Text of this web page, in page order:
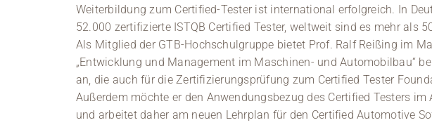
Weiterbildung zum Certified-Tester ist international erfolgreich. In
52.000 zertifizierte ISTQB Certified Tester, weltweit sind es mehr als
Als Mitglied der GTB-Hochschulgruppe bietet Prof. Ralf Reißing im
„Entwicklung und Management im Maschinen- und Automobilbau“
an, die auch für die Zertifizierungsprüfung zum Certified Tester
Außerdem möchte er den Anwendungsbezug des Certified Testers
und arbeitet daher am neuen Lehrplan für den Certified Automotive